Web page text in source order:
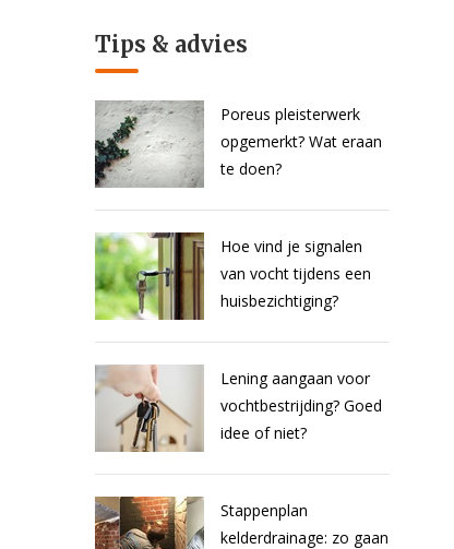
Tips & advies
Poreus pleisterwerk
opgemerkt? Wat eraan
te doen?
Hoe vind je signalen
van vocht tijdens een
huisbezichtiging?
Lening aangaan voor
vochtbestrijding? Goed
idee of niet?
Stappenplan
kelderdrainage: zo gaan